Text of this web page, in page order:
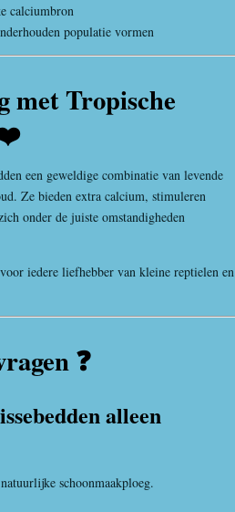
calciumbron
populatie vormen
met Tropische
een geweldige combinatie van levende
Ze bieden extra calcium, stimuleren
onder de juiste omstandigheden
iedere liefhebber van kleine reptielen en
❓
alleen
schoonmaakploeg.